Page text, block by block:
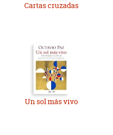
Cartas cruzadas
Un sol más vivo